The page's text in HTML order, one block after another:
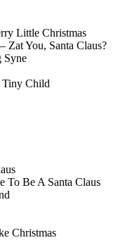
Little Christmas
Zat You, Santa Claus?
Syne
Child
To Be A Santa Claus
Christmas